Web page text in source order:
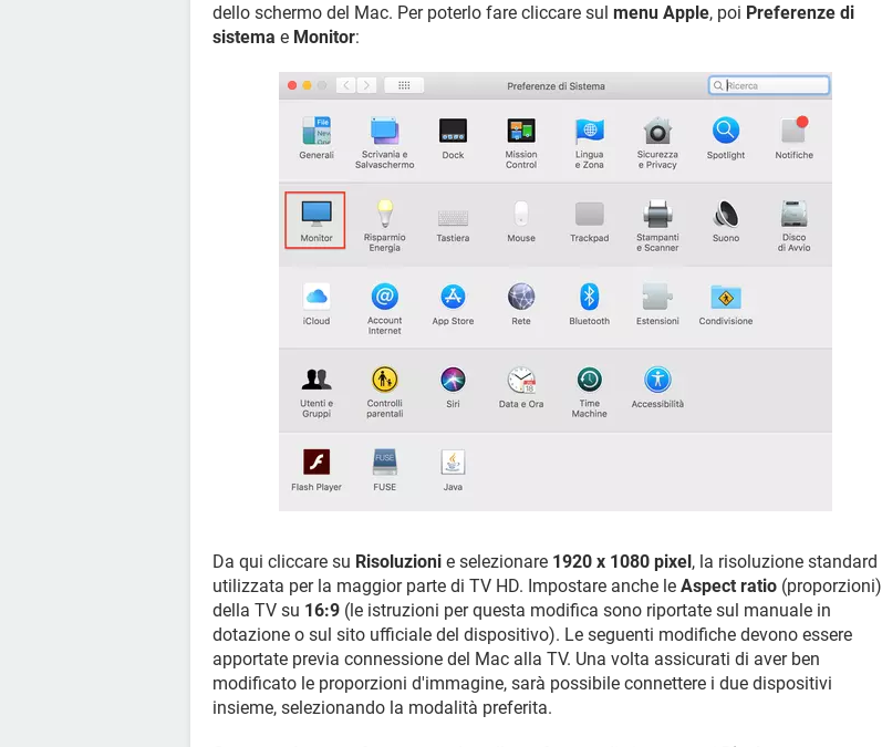
dello schermo del Mac. Per poterlo fare cliccare sul menu Apple, poi Preferenze di
sistema e Monitor:
Da qui cliccare su Risoluzioni e selezionare 1920 x 1080 pixel, la risoluzione standard
utilizzata per la maggior parte di TV HD. Impostare anche le Aspect ratio (proporzioni)
della TV su 16:9 (le istruzioni per questa modifica sono riportate sul manuale in
dotazione o sul sito ufficiale del dispositivo). Le seguenti modifiche devono essere
apportate previa connessione del Mac alla TV. Una volta assicurati di aver ben
modificato le proporzioni d'immagine, sarà possibile connettere i due dispositivi
insieme, selezionando la modalità preferita.